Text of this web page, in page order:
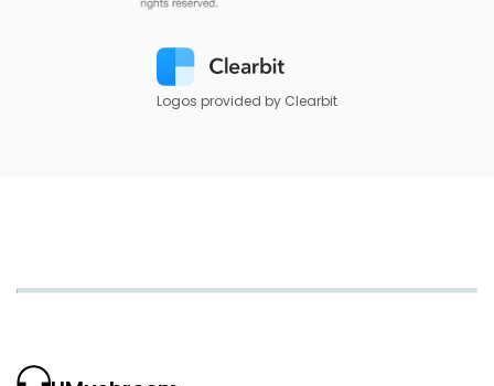
Logos provided by Clearbit